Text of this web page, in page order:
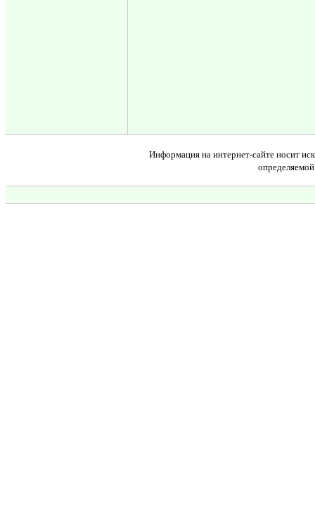
Информация на интернет-сайте носит